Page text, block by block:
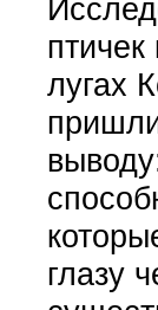
лугах
глазу